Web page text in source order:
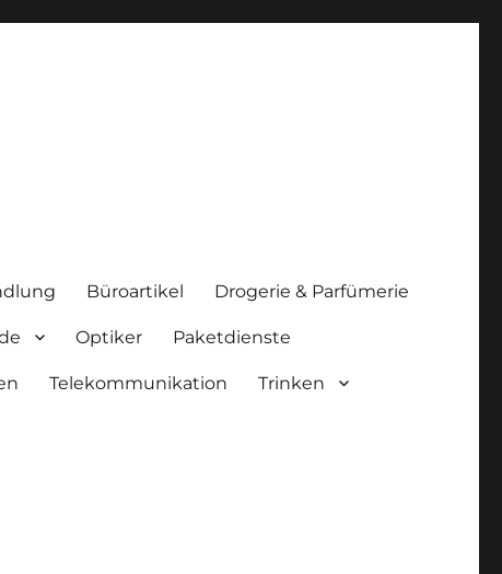
Büroartikel Drogerie & Parfümerie
Optiker Paketdienste
Telekommunikation Trinken